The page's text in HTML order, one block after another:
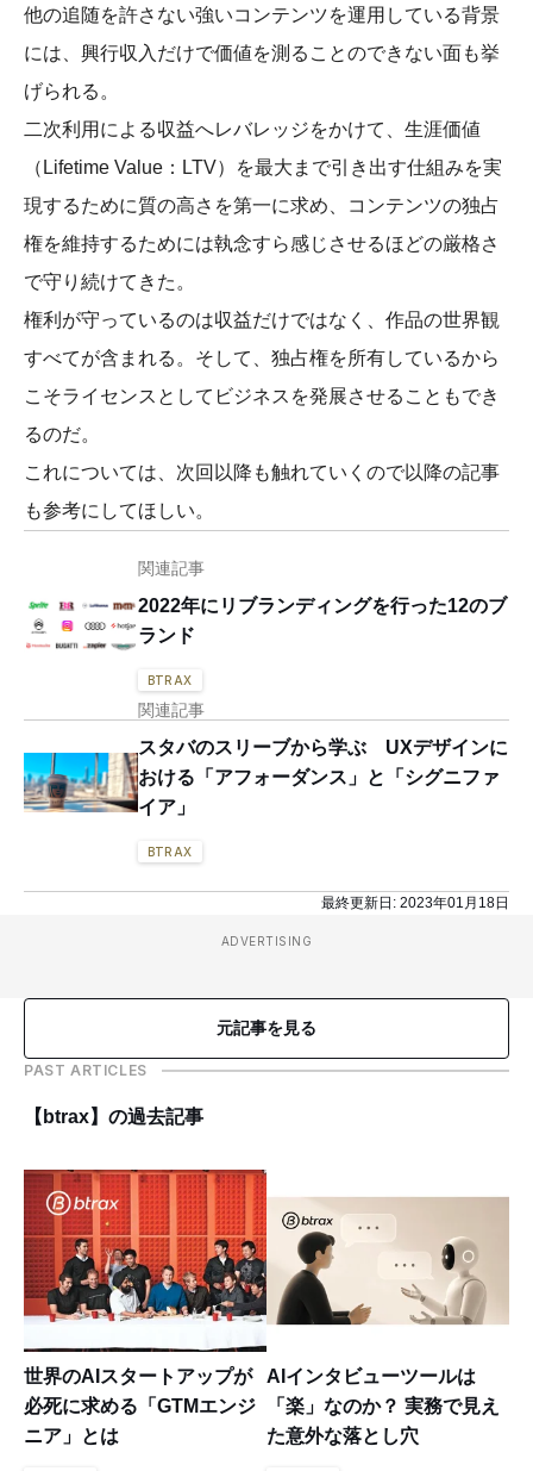
他の追随を許さない強いコンテンツを運用している背景
には、興行収入だけで価値を測ることのできない面も挙
げられる。
二次利用による収益へレバレッジをかけて、生涯価値
（Lifetime Value：LTV）を最大まで引き出す仕組みを実
現するために質の高さを第一に求め、コンテンツの独占
権を維持するためには執念すら感じさせるほどの厳格さ
で守り続けてきた。
権利が守っているのは収益だけではなく、作品の世界観
すべてが含まれる。そして、独占権を所有しているから
こそライセンスとしてビジネスを発展させることもでき
るのだ。
これについては、次回以降も触れていくので以降の記事
も参考にしてほしい。
関連記事
2022年にリブランディングを行った12のブ
ランド
BTRAX
関連記事
スタバのスリーブから学ぶ UXデザインに
おける「アフォーダンス」と「シグニファ
イア」
BTRAX
最終更新日: 2023年01月18日
ADVERTISING
元記事を見る
PAST ARTICLES
【btrax】の過去記事
世界のAIスタートアップが
必死に求める「GTMエンジ
ニア」とは
AIインタビューツールは
「楽」なのか？ 実務で見え
た意外な落とし穴